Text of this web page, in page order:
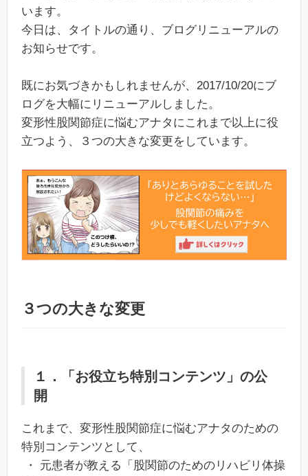
います。
今日は、タイトルの通り、ブログリニューアルの
お知らせです。
既にお気づきかもしれませんが、2017/10/20にブ
ログを大幅にリニューアルしました。
変形性股関節症に悩むアナタにこれまで以上に役
立つよう、３つの大きな変更をしています。
３つの大きな変更
１．「お役立ち特別コンテンツ」の公
開
これまで、変形性股関節症に悩むアナタのための
特別コンテンツとして、
・ 元患者が教える「股関節のためのリハビリ体操